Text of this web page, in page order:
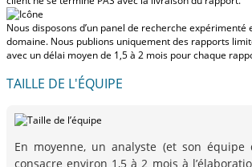
Nous disposons d’un panel de recherche expérimenté
domaine. Nous publions uniquement des rapports
avec un délai moyen de 1,5 à 2 mois pour chaque
TAILLE DE L'ÉQUIPE
En moyenne, un analyste (et son équipe
consacre environ 1,5 à 2 mois à